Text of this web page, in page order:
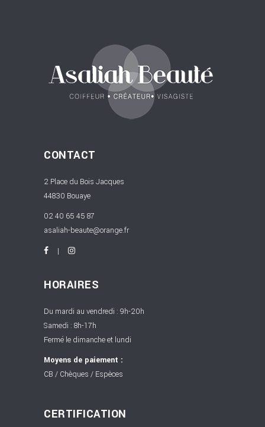
CONTACT
2 Place du Bois Jacques
44830 Bouaye
02 40 65 45 87
asaliah-beaute@orange.fr
HORAIRES
Du mardi au vendredi : 9h-20h
Samedi : 8h-17h
Fermé le dimanche et lundi
Moyens de paiement :
CB / Chèques / Espèces
CERTIFICATION